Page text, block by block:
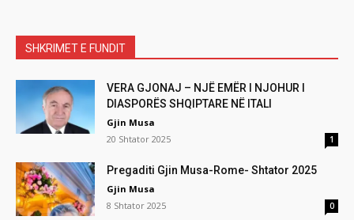
SHKRIMET E FUNDIT
VERA GJONAJ – NJË EMËR I NJOHUR I
DIASPORËS SHQIPTARE NË ITALI
Gjin Musa
20 Shtator 2025
1
Pregaditi Gjin Musa-Rome- Shtator 2025
Gjin Musa
8 Shtator 2025
0